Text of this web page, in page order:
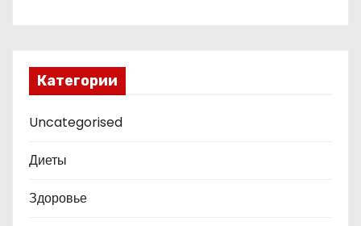
Категории
Uncategorised
Диеты
Здоровье